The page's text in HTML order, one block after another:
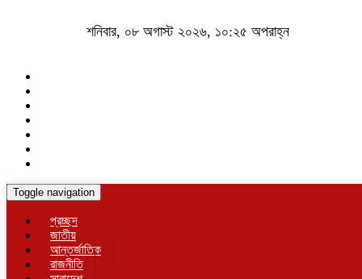
শনিবার, ০৮ অগাস্ট ২০২৬, ১০:২৫ অপরাহ্ন
Toggle navigation
প্রচ্ছদ
জাতীয়
আন্তর্জাতিক
রাজনীতি